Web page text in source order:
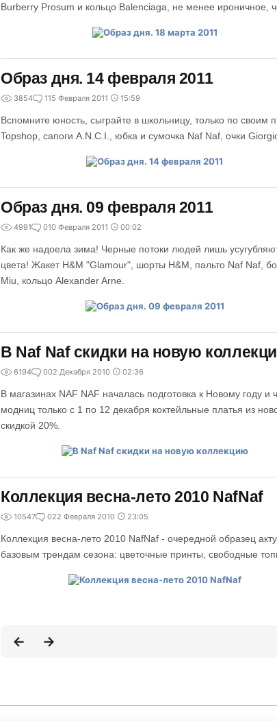
Burberry Prosum и кольцо Balenciaga, не менее ироничное,
Образ дня. 14 февраля 2011
3854 115 Февраля 2011 15:59
Вспомните юность, сыграйте в школьницу, только по своим
Topshop, сапоги A.N.C.I., юбка и сумочка Naf Naf, очки
Образ дня. 09 февраля 2011
4991 010 Февраля 2011 00:02
Как же надоела зима! Черные потоки людей лишь
цвета! Жакет H&M "Glamour", шорты H&M, пальто Naf Naf,
Miu, кольцо Alexander Arne.
В Naf Naf скидки на новую
6194 002 Декабря 2010 02:36
В магазинах NAF NAF началась подготовка к Новому году
модниц только с 1 по 12 декабря коктейльные платья из
скидкой 20%.
Коллекция весна-лето 2010 NafNaf
10547 022 Февраля 2010 23:05
Коллекция весна-лето 2010 NafNaf - очередной образец
базовым трендам сезона: цветочные принты, свободные